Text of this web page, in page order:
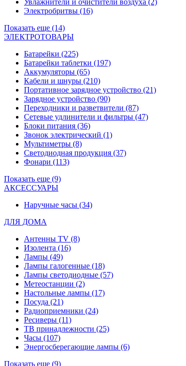
Увлажнители и очистители воздуха (2)
Электробритвы (16)
Показать еще (14)
ЭЛЕКТРОТОВАРЫ
Батарейки (225)
Батарейки таблетки (197)
Аккумуляторы (65)
Кабели и шнуры (210)
Портативное зарядное устройство (21)
Зарядное устройство (90)
Переходники и разветвители (87)
Сетевые удлинители и фильтры (47)
Блоки питания (36)
Звонок электрический (1)
Мультиметры (8)
Светодиодная продукция (37)
Фонари (113)
Показать еще (9)
АКСЕССУАРЫ
Наручные часы (34)
ДЛЯ ДОМА
Антенны TV (8)
Изолента (16)
Лампы (49)
Лампы галогенные (18)
Лампы светодиодные (57)
Метеостанции (2)
Настольные лампы (17)
Посуда (21)
Радиоприемники (24)
Ресиверы (11)
ТВ принадлежности (25)
Часы (107)
Энергосберегающие лампы (6)
Показать еще (9)